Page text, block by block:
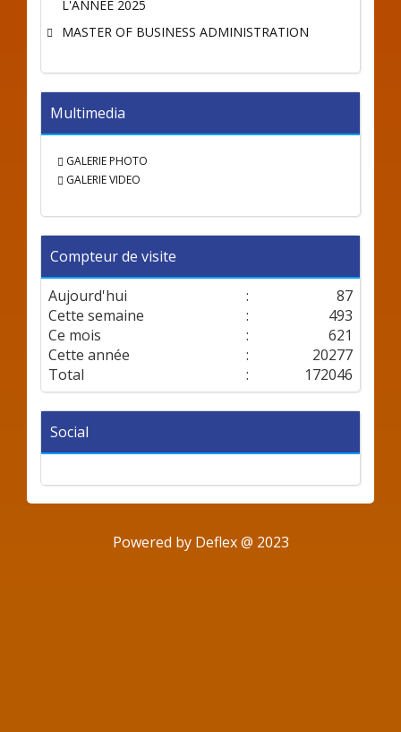
L'ANNÉE 2025
MASTER OF BUSINESS ADMINISTRATION
Multimedia
GALERIE PHOTO
GALERIE VIDEO
Compteur de visite
Aujourd'hui
:
87
Cette semaine
:
493
Ce mois
:
621
Cette année
:
20277
Total
: 172046
Social
Powered by Deflex @ 2023